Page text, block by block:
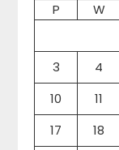
P W
3
4
10
11
17
18